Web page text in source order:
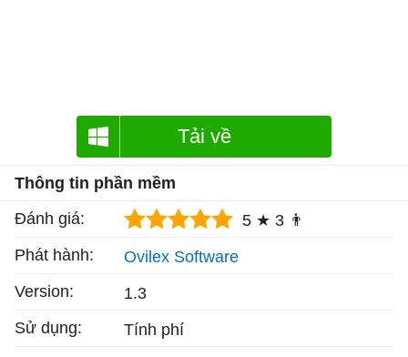
Tải về
Thông tin phần mềm
Đánh giá:
5 ★ 3 👨
Phát hành:
Ovilex Software
Version:
1.3
Sử dụng:
Tính phí